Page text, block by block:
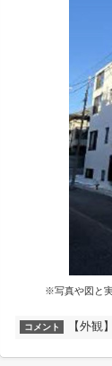
※写真や図と
コメント 【外観】